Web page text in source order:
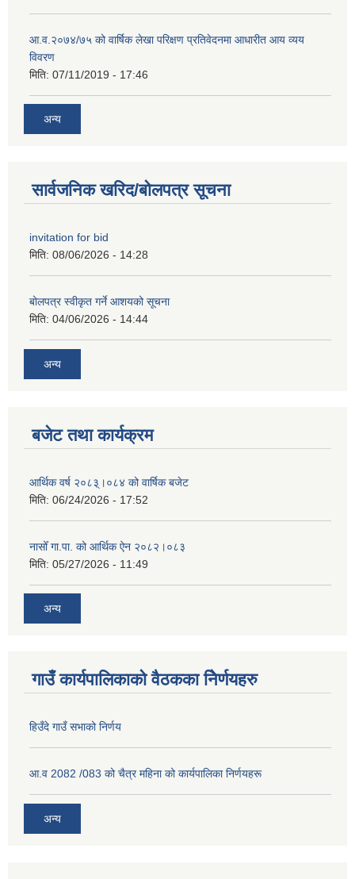
आ.व.२०७४/७५ को वार्षिक लेखा परिक्षण प्रतिवेदनमा आधारीत आय व्यय
विवरण
मिति: 07/11/2019 - 17:46
अन्य
सार्वजनिक खरिद/बोलपत्र सूचना
invitation for bid
मिति: 08/06/2026 - 14:28
बोलपत्र स्वीकृत गर्ने आशयको सूचना
मिति: 04/06/2026 - 14:44
अन्य
बजेट तथा कार्यक्रम
आर्थिक वर्ष २०८३्।०८४ को वार्षिक बजेट
मिति: 06/24/2026 - 17:52
नासोँ गा.पा. को आर्थिक ऐन २०८२।०८३
मिति: 05/27/2026 - 11:49
अन्य
गाउँ कार्यपालिकाको वैठकका निेर्णयहरु
हिउँदे गाउँ सभाको निर्णय
आ.व 2082 /083 को चैत्र महिना को कार्यपालिका निर्णयहरू
अन्य